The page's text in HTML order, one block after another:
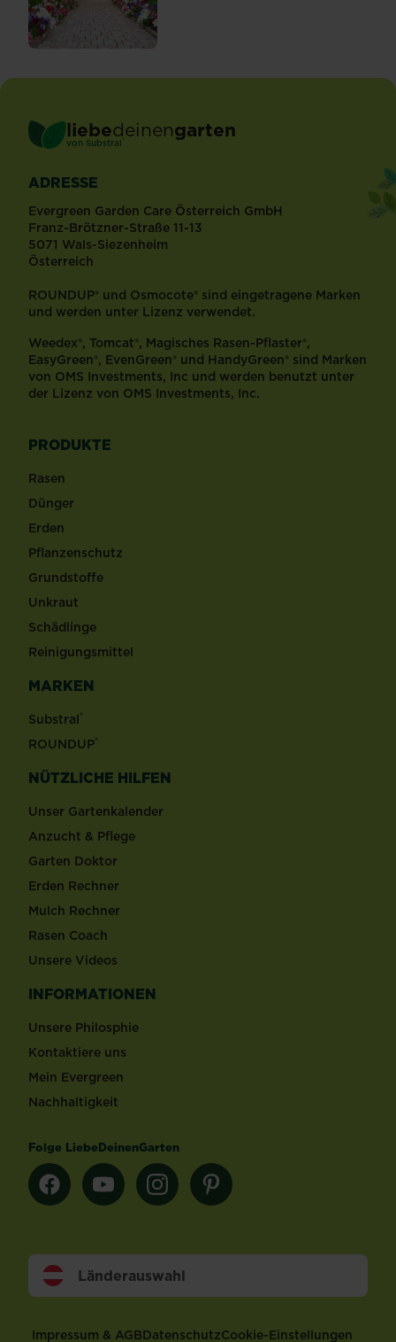
liebedeinengarten
von Substral ®
ADRESSE
Evergreen Garden Care Österreich GmbH
Franz-Brötzner-Straße 11-13
5071 Wals-Siezenheim
Österreich
ROUNDUP® und Osmocote® sind eingetragene Marken
und werden unter Lizenz verwendet.
Weedex®, Tomcat®, Magisches Rasen-Pflaster®,
EasyGreen®, EvenGreen® und HandyGreen® sind Marken
von OMS Investments, Inc und werden benutzt unter
der Lizenz von OMS Investments, Inc.
PRODUKTE
Rasen
Dünger
Erden
Pflanzenschutz
Grundstoffe
Unkraut
Schädlinge
Reinigungsmittel
MARKEN
Substral®
ROUNDUP®
NÜTZLICHE HILFEN
Unser Gartenkalender
Anzucht & Pflege
Garten Doktor
Erden Rechner
Mulch Rechner
Rasen Coach
Unsere Videos
INFORMATIONEN
Unsere Philosphie
Kontaktiere uns
Mein Evergreen
Nachhaltigkeit
Folge LiebeDeinenGarten
Länderauswahl
Footer
Impressum & AGBDatenschutzCookie-Einstellungen